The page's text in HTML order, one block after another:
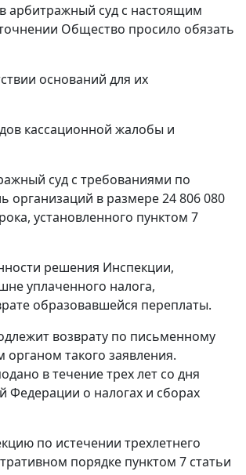
арбитражный суд с настоящим
Общество просило обязать
оснований для их
кассационной жалобы и
суд с требованиями по
организаций в размере 24 806 080
установленного пунктом 7
решения Инспекции,
уплаченного налога,
образовавшейся переплаты.
возврату по письменному
такого заявления.
в течение трех лет со дня
Федерации о налогах и сборах
по истечении трехлетнего
порядке пунктом 7 статьи